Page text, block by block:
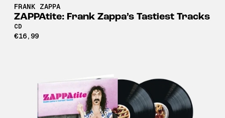
FRANK ZAPPA
ZAPPAtite: Frank Zappa’s Tastiest Tracks
CD
€16,99